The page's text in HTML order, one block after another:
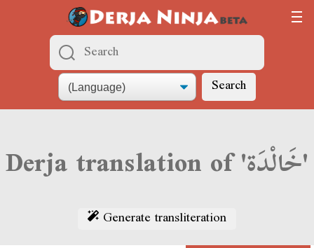
Search
Derja translation of 'خَالْدَة'
Generate transliteration